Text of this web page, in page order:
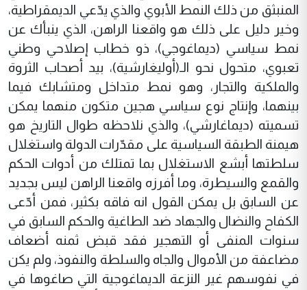
المنبثق من ذلك النمط الأبوي والذي يدّعي الديمقراطية،
وخير دليل على ذلك هو واقعنا الراهن، الذي ينبأك عن
نمط سياسي (ديماغوجي)، ذو خطاب إصلاحي وطني
تعبوي، متحول نحو الـ(أوليغارشية)، بيد أصحاب الثروة
والملكية والتجار، وهو نمط متداخل ومتشابك فيما
بينهما، وإنتاج نوع سياسي هجين متكون منهما يمكن
تسميته (ديماغارشي)، والذي نلاحظه طوال التاريخ هو
هيمنة الطبقة السياسية على مقدّرات الدولة واستغلال
سلطتها أبشع الاستغلال بما تمتلك من أدوات الحكم
والقمع والسيطرة، وما أفرزه واقعنا الراهن ليس بجديد
عن السابق بل يمكن القول انه فاقه بكثير، فمن أدّعى
الكفاح والنضال والجهاد ضد الطاغية والحكم السابق في
سنوات المنفى أو التهجير فقد قبض ثمنه أضعاف
مضاعفة من الأموال والجاه والسلطة والنفوذ، ولم يكن
في نفوسهم غير النزعة الديماغوجية التي صاغوها في